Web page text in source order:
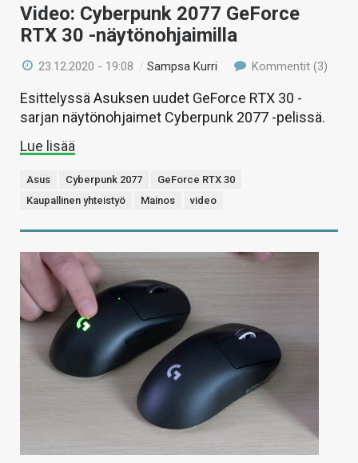
Video: Cyberpunk 2077 GeForce
RTX 30 -näytönohjaimilla
23.12.2020 - 19:08 /Sampsa Kurri Kommentit (3)
Esittelyssä Asuksen uudet GeForce RTX 30 -
sarjan näytönohjaimet Cyberpunk 2077 -pelissä.
Lue lisää
Asus Cyberpunk 2077
GeForce RTX 30
Kaupallinen yhteistyö
Mainos video